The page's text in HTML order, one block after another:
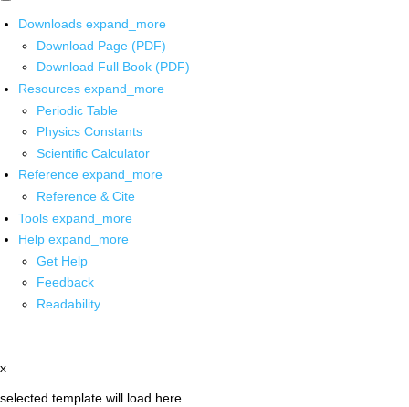
Downloads expand_more
Download Page (PDF)
Download Full Book (PDF)
Resources expand_more
Periodic Table
Physics Constants
Scientific Calculator
Reference expand_more
Reference & Cite
Tools expand_more
Help expand_more
Get Help
Feedback
Readability
x
selected template will load here